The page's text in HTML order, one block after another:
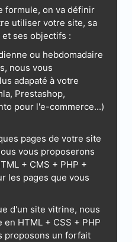
formule, on va définir
utiliser votre site, sa
ses objectifs :
ou hebdomadaire
nous vous
adapaté à votre
Prestashop,
pour l'e-commerce...)
pages de votre site
vous proposerons
+ CMS + PHP +
les pages que vous
d'un site vitrine, nous
HTML + CSS + PHP
proposons un forfait